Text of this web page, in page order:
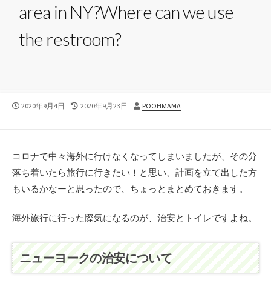
area in NY?Where can we use
the restroom?
公
2020年9月4日
最
日
2020年9月23日
投
POOHMAMA
コロナで中々海外に行けなくなってしまいましたが、その分
落ち着いたら旅行に行きたい！と思い、計画を立て出した方
もいるかなーと思ったので、ちょっとまとめておきます。
海外旅行に行った際気になるのが、治安とトイレですよね。
ニューヨークの治安について